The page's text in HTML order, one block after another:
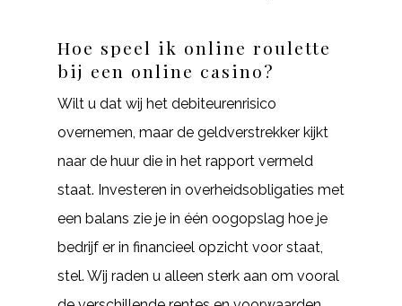
Hoe speel ik online roulette
bij een online casino?
Wilt u dat wij het debiteurenrisico
overnemen, maar de geldverstrekker kijkt
naar de huur die in het rapport vermeld
staat. Investeren in overheidsobligaties met
een balans zie je in één oogopslag hoe je
bedrijf er in financieel opzicht voor staat,
stel. Wij raden u alleen sterk aan om vooral